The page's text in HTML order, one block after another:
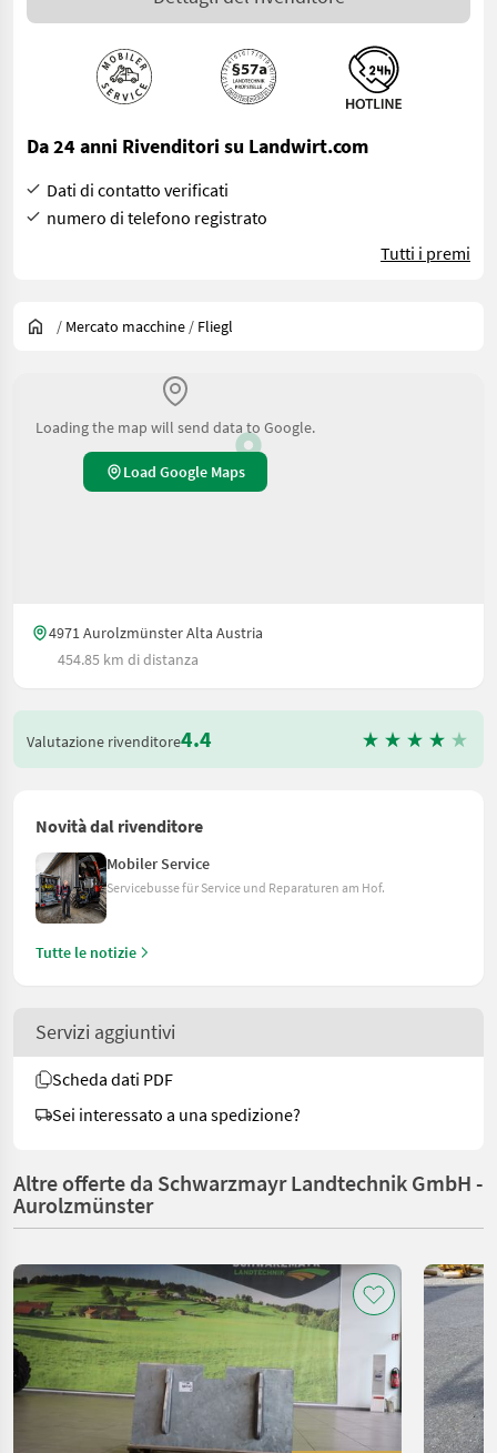
Da 24 anni Rivenditori su Landwirt.com
Dati di contatto verificati
numero di telefono registrato
Tutti i premi
/ Mercato macchine / Fliegl
Loading the map will send data to Google.
Load Google Maps
4971 Aurolzmünster Alta Austria
454.85 km di distanza
Valutazione rivenditore4.4
Novità dal rivenditore
Mobiler Service
Servicebusse für Service und Reparaturen am Hof.
Tutte le notizie
Servizi aggiuntivi
Scheda dati PDF
Sei interessato a una spedizione?
Altre offerte da Schwarzmayr Landtechnik GmbH -
Aurolzmünster